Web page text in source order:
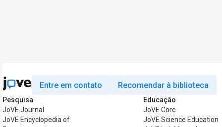
Entre em contato Recomendar à biblioteca
Pesquisa
JoVE Journal
JoVE Encyclopedia of
Educação
JoVE Core
JoVE Science Education